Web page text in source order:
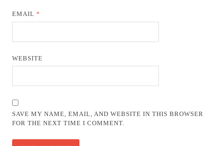
EMAIL*
WEBSITE
SAVE MY NAME, EMAIL, AND WEBSITE IN THIS BROWSER
FOR THE NEXT TIME I COMMENT.